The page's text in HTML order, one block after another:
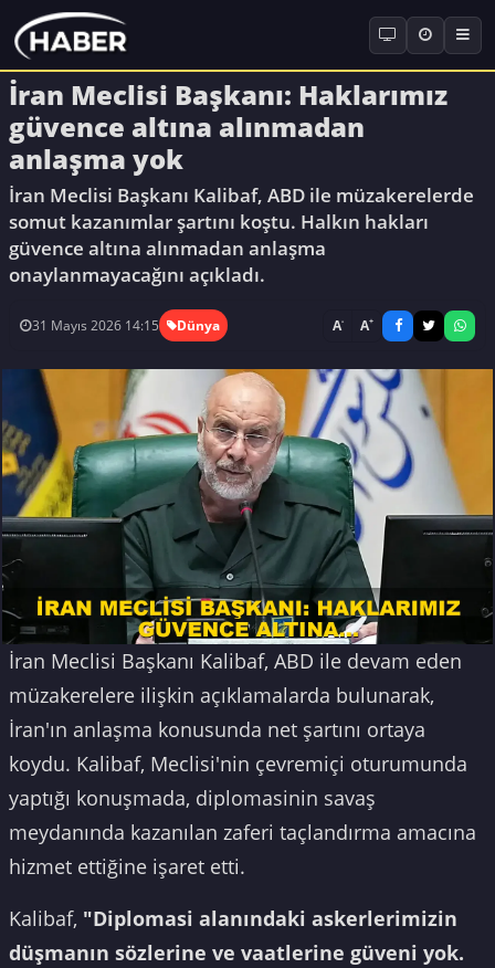
İran Meclisi Başkanı: Haklarımız
güvence altına alınmadan
anlaşma yok
İran Meclisi Başkanı Kalibaf, ABD ile müzakerelerde
somut kazanımlar şartını koştu. Halkın hakları
güvence altına alınmadan anlaşma
onaylanmayacağını açıkladı.
31 Mayıs 2026 14:15 Dünya A- A+
İran Meclisi Başkanı Kalibaf, ABD ile devam eden
müzakerelere ilişkin açıklamalarda bulunarak,
İran'ın anlaşma konusunda net şartını ortaya
koydu. Kalibaf, Meclisi'nin çevremiçi oturumunda
yaptığı konuşmada, diplomasinin savaş
meydanında kazanılan zaferi taçlandırma amacına
hizmet ettiğine işaret etti.
Kalibaf, "Diplomasi alanındaki askerlerimizin
düşmanın sözlerine ve vaatlerine güveni yok.